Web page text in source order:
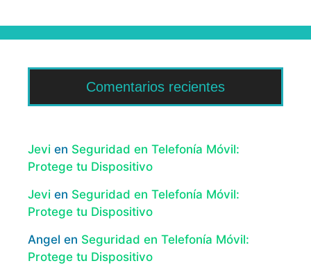
Comentarios recientes
Jevi en Seguridad en Telefonía Móvil:
Protege tu Dispositivo
Jevi en Seguridad en Telefonía Móvil:
Protege tu Dispositivo
Angel en Seguridad en Telefonía Móvil:
Protege tu Dispositivo